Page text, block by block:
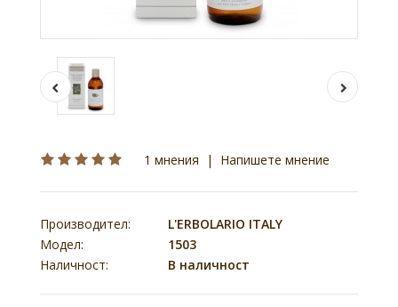
1 мнения | Напишете мнение
Производител:
L'ERBOLARIO ITALY
Модел:
1503
Наличност:
В наличност